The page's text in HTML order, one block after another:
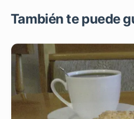
También te puede